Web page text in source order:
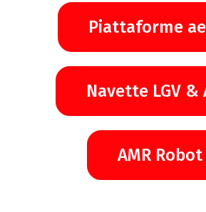
Piattaforme
Navette LGV &
AMR Robot